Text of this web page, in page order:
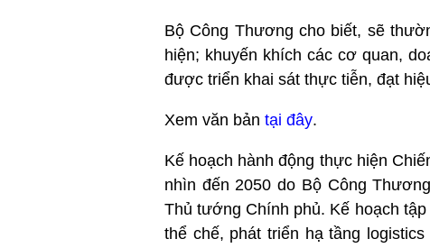
Bộ Công Thương cho biết, sẽ
hiện; khuyến khích các cơ quan,
được triển khai sát thực tiễn, đạt
Xem văn bản tại đây.
Kế hoạch hành động thực hiện
nhìn đến 2050 do Bộ Công
Thủ tướng Chính phủ. Kế hoạch
thể chế, phát triển hạ tầng